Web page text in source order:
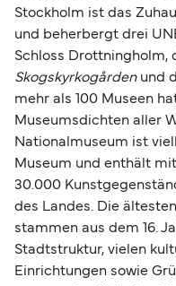
Stockholm ist das
und beherbergt drei
Schloss Drottningholm,
Skogskyrkogårdenund
mehr als 100 Museen
Museumsdichten aller
Nationalmuseum ist
Museum und enthält
30.000
des Landes. Die
stammen aus dem 16.
Stadtstruktur, vielen
Einrichtungen sowie